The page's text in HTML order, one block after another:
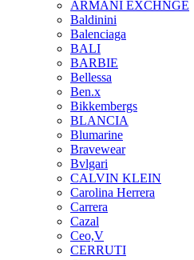
ARMANI EXCHNGE
Baldinini
Balenciaga
BALI
BARBIE
Bellessa
Ben.x
Bikkembergs
BLANCIA
Blumarine
Bravewear
Bvlgari
CALVIN KLEIN
Carolina Herrera
Carrera
Cazal
Ceo,V
CERRUTI